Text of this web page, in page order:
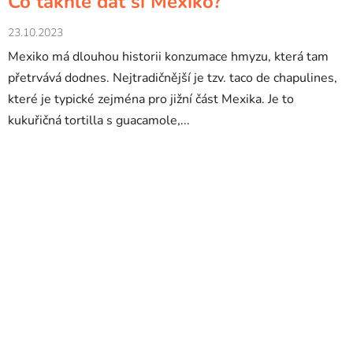
23.10.2023
Mexiko má dlouhou historii konzumace hmyzu, která tam
přetrvává dodnes. Nejtradičnější je tzv. taco de chapulines,
které je typické zejména pro jižní část Mexika. Je to
kukuřičná tortilla s guacamole,...